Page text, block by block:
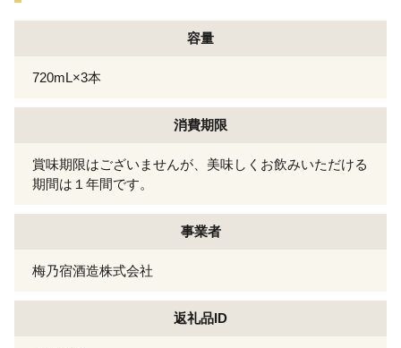
容量
720mL×3本
消費期限
賞味期限はございませんが、美味しくお飲みいただける
期間は１年間です。
事業者
梅乃宿酒造株式会社
返礼品ID